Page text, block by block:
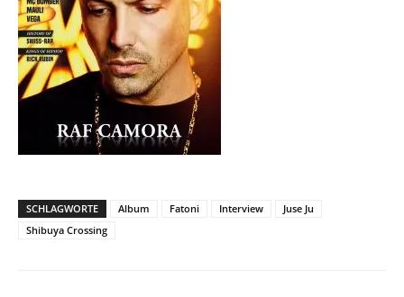
SCHLAGWORTE Album Fatoni Interview
Juse Ju
Shibuya Crossing